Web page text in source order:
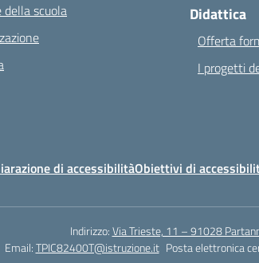
della scuola
Didattica
Offerta
I progetti
di accessibilitàObiettivi di
Indirizzo:Via Trieste, 11 – 91028
Email:TPIC82400T@istruzione.it Posta elettronica